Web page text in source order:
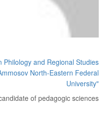
Philology and Regional Studies
North-Eastern Federal
University"
of pedagogic sciences